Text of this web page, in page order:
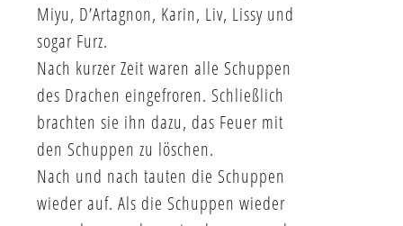
Miyu, D’Artagnon, Karin, Liv, Lissy und
sogar Furz.
Nach kurzer Zeit waren alle Schuppen
des Drachen eingefroren. Schließlich
brachten sie ihn dazu, das Feuer mit
den Schuppen zu löschen.
Nach und nach tauten die Schuppen
wieder auf. Als die Schuppen wieder